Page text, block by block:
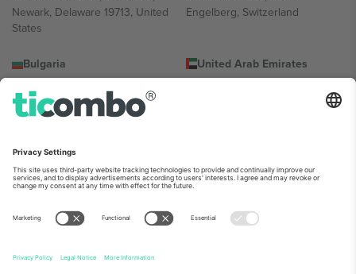
Newark, Delaware 19713, United
States
Engelberg, Switzerland
Bulgaria
Totleben 53-55, 1606 Sofia,
Bulgaria
United Arab Emirates
Building A1, Office 302, Dubai,
Mexico
Av Chapultepec 360, Roma
Norte, Cuauhtémoc, 06700
Ciudad de México, CDMX,
Mexico
პლატფორმის პროვაიდერის იურიდიული პირი იცვლება